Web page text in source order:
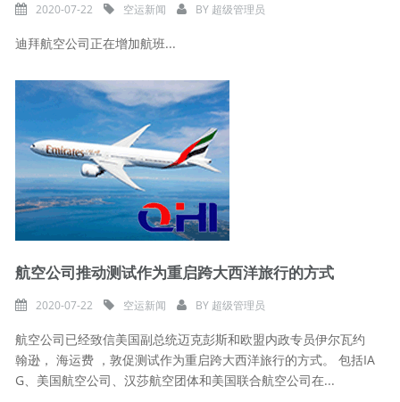
2020-07-22 空运新闻 BY 超级管理员
迪拜航空公司正在增加航班...
航空公司推动测试作为重启跨大西洋旅行的方式
2020-07-22 空运新闻 BY 超级管理员
航空公司已经致信美国副总统迈克彭斯和欧盟内政专员伊尔瓦约
翰逊， 海运费 ，敦促测试作为重启跨大西洋旅行的方式。 包括IA
G、美国航空公司、汉莎航空团体和美国联合航空公司在...